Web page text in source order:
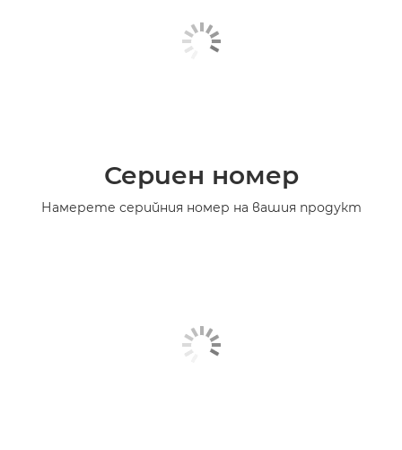
Сериен номер
Намерете серийния номер на вашия продукт